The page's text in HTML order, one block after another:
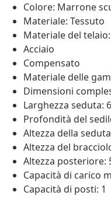
Colore: Marrone
Materiale: Tessuto
Materiale del telaio:
Acciaio
Compensato
Materiale delle
Dimensioni
Larghezza seduta:
Profondità del
Altezza della
Altezza del
Altezza posteriore:
Capacità di carico
Capacità di posti: 1